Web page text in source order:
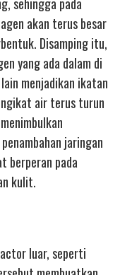
akan terus besar
Disamping itu,
yang ada dalam di
menjadikan ikatan
air terus turun
jaringan
berperan pada
kulit.
luar, seperti